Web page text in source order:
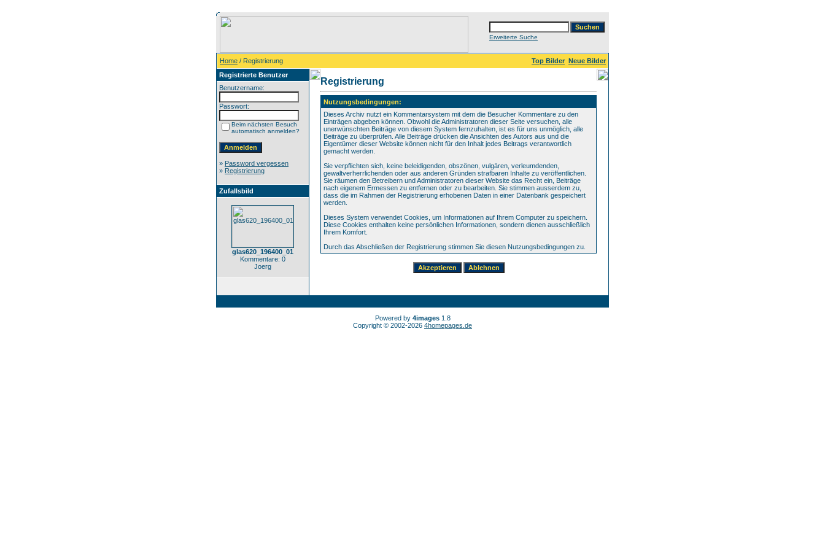
Erweiterte Suche
Home / Registrierung Top Bilder Neue Bilder
Registrierte Benutzer
Benutzername:
Passwort:
Beim nächsten Besuch
automatisch anmelden?
» Password vergessen
» Registrierung
Zufallsbild
glas620_196400_01
Kommentare: 0
Joerg
Registrierung
Nutzungsbedingungen:
Dieses Archiv nutzt ein Kommentarsystem mit dem die Besucher Kommentare zu den
Einträgen abgeben können. Obwohl die Administratoren dieser Seite versuchen, alle
unerwünschten Beiträge von diesem System fernzuhalten, ist es für uns unmöglich, alle
Beiträge zu überprüfen. Alle Beiträge drücken die Ansichten des Autors aus und die
Eigentümer dieser Website können nicht für den Inhalt jedes Beitrags verantwortlich
gemacht werden.
Sie verpflichten sich, keine beleidigenden, obszönen, vulgären, verleumdenden,
gewaltverherrlichenden oder aus anderen Gründen strafbaren Inhalte zu veröffentlichen.
Sie räumen den Betreibern und Administratoren dieser Website das Recht ein, Beiträge
nach eigenem Ermessen zu entfernen oder zu bearbeiten. Sie stimmen ausserdem zu,
dass die im Rahmen der Registrierung erhobenen Daten in einer Datenbank gespeichert
werden.
Dieses System verwendet Cookies, um Informationen auf Ihrem Computer zu speichern.
Diese Cookies enthalten keine persönlichen Informationen, sondern dienen ausschließlich
Ihrem Komfort.
Durch das Abschließen der Registrierung stimmen Sie diesen Nutzungsbedingungen zu.
Powered by 4images1.8
Copyright © 2002-2026 4homepages.de